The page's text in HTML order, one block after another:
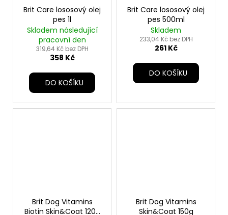
Brit Care lososový olej
pes 1l
Skladem následující
pracovní den
319,64 Kč bez DPH
358 Kč
DO KOŠÍKU
Brit Care lososový olej
pes 500ml
Skladem
233,04 Kč bez DPH
261 Kč
DO KOŠÍKU
Brit Dog Vitamins
Biotin Skin&Coat 120g
Brit Dog Vitamins
Skin&Coat 150g